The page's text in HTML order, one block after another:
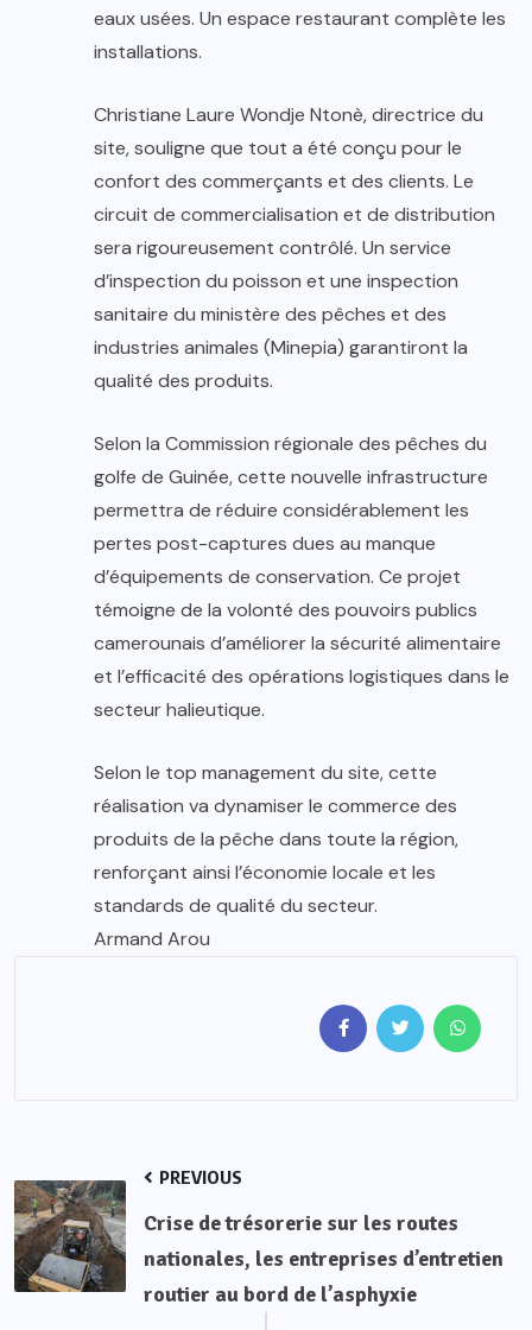
eaux usées. Un espace restaurant complète les
installations.
Christiane Laure Wondje Ntonè, directrice du
site, souligne que tout a été conçu pour le
confort des commerçants et des clients. Le
circuit de commercialisation et de distribution
sera rigoureusement contrôlé. Un service
d’inspection du poisson et une inspection
sanitaire du ministère des pêches et des
industries animales (Minepia) garantiront la
qualité des produits.
Selon la Commission régionale des pêches du
golfe de Guinée, cette nouvelle infrastructure
permettra de réduire considérablement les
pertes post-captures dues au manque
d’équipements de conservation. Ce projet
témoigne de la volonté des pouvoirs publics
camerounais d’améliorer la sécurité alimentaire
et l’efficacité des opérations logistiques dans le
secteur halieutique.
Selon le top management du site, cette
réalisation va dynamiser le commerce des
produits de la pêche dans toute la région,
renforçant ainsi l’économie locale et les
standards de qualité du secteur.
Armand Arou
PREVIOUS
Crise de trésorerie sur les routes
nationales, les entreprises d’entretien
routier au bord de l’asphyxie